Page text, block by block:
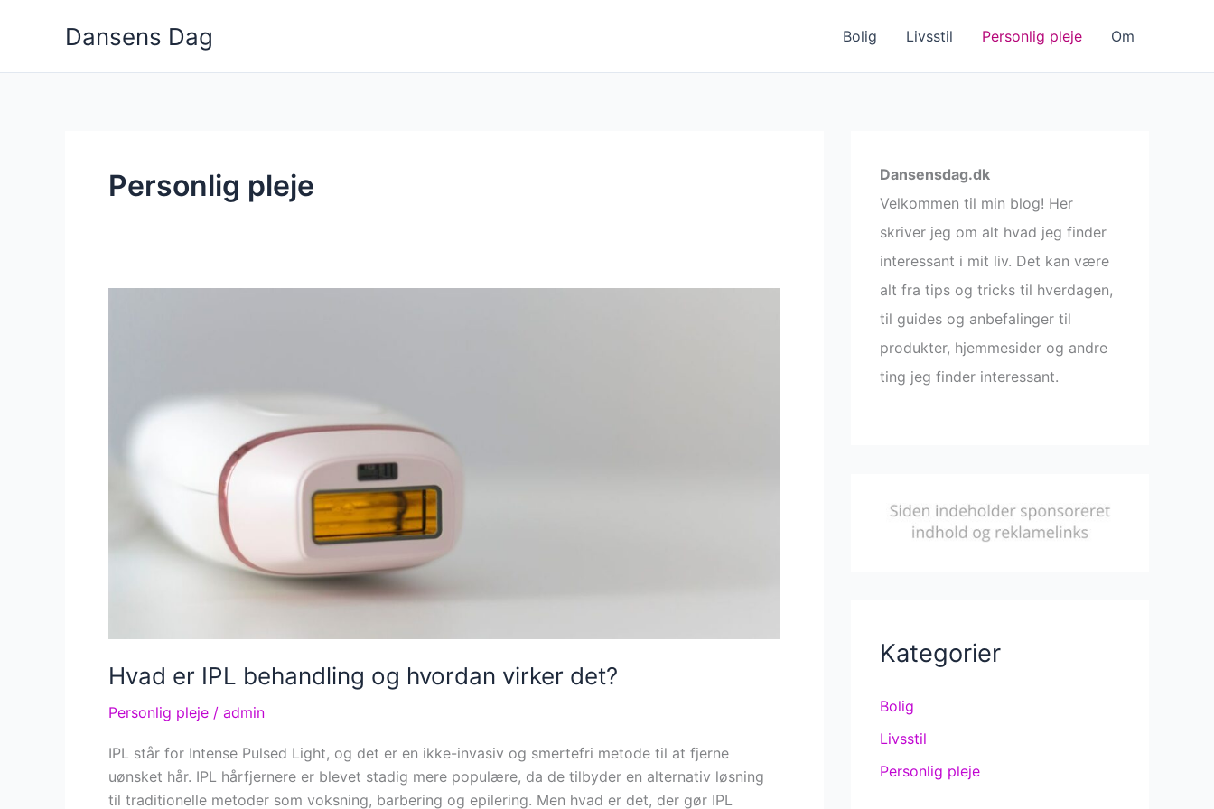
Dansens Dag Bolig Livsstil Personlig pleje Om
Personlig pleje
Hvad er IPL behandling og hvordan virker det?
Personlig pleje / admin
IPL står for Intense Pulsed Light, og det er en ikke-invasiv og smertefri metode til at fjerne
uønsket hår. IPL hårfjernere er blevet stadig mere populære, da de tilbyder en alternativ løsning
til traditionelle metoder som voksning, barbering og epilering. Men hvad er det, der gør IPL
Dansensdag.dk
Velkommen til min blog! Her
skriver jeg om alt hvad jeg finder
interessant i mit liv. Det kan være
alt fra tips og tricks til hverdagen,
til guides og anbefalinger til
produkter, hjemmesider og andre
ting jeg finder interessant.
Kategorier
Bolig
Livsstil
Personlig pleje